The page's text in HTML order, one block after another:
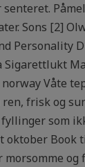
Sons [2]
Personality
Våte
frisk og
som
Book